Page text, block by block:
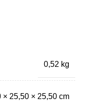
0,52 kg
× 25,50 × 25,50 cm